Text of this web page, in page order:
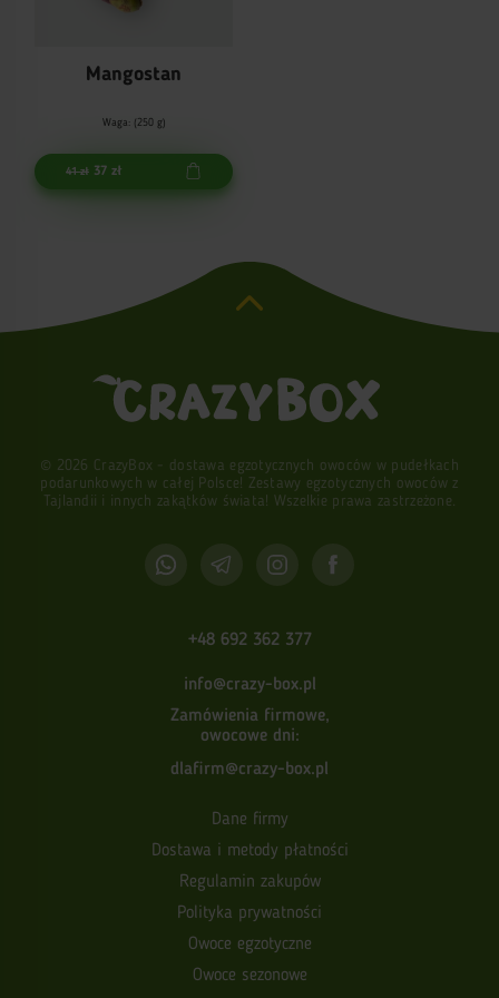
Czym jest pożyteczna granadilla dla
To odbywa się za rachunek dużej zawartości witamin i mikroelementów,
które pozytywnie wpływają na organizm.
Oczyszcza organizm od nagromadzonych toksyn i szkodliwych
Podwyższa poziom hemoglobiny. Jego deficyt może stać się
Normalizuje pracę ukladu krążenia, wzmacnia mięśnie
Ma efekt moczopędny, więc jest polecany szczególnie osobom
Poza tym w składzie produktu jest dużo różnych witamin: С, K, B, РР.
Oni przyśpieszają syntezę substancji, które formują nowe włókna
wywierają dobry wpływ na trawienie.
Nasycić się wszystkimi pożytecznymi właściwościami owocu
świetnie ugasi głód i podejmie humor.
U nas zawsze można kupić świeżą granadille od bezpośredniego
kurierem w Warszawie przez formularz na stronie internetowej albo
Mangostan
Waga: (250 g)
41 zł 37 zł
© 2026 CrazyBox - dostawa egzotycznych owoców w pudełkach
podarunkowych w całej Polsce! Zestawy egzotycznych owoców z
Tajlandii i innych zakątków świata! Wszelkie prawa zastrzeżone.
+48 692 362 377
info@crazy-box.pl
Zamówienia firmowe,
owocowe dni:
dlafirm@crazy-box.pl
Dane firmy
Dostawa i metody płatności
Regulamin zakupów
Polityka prywatności
Owoce egzotyczne
Owoce sezonowe